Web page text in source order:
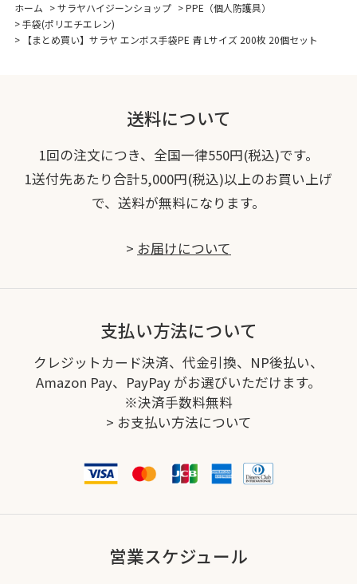
ホーム >サラヤハイジーンショップ >PPE（個人防護具）
>手袋(ポリエチエレン)
>
【まとめ買い】サラヤ エンボス手袋PE 青 Lサイズ 200枚 20個セット
送料について
1回の注文につき、全国一律550円(税込)です。
1送付先あたり合計5,000円(税込)以上のお買い上げ
で、送料が無料になります。
> お届けについて
支払い方法について
クレジットカード決済、代金引換、NP後払い、
Amazon Pay、PayPay がお選びいただけます。
※決済手数料無料
> お支払い方法について
営業スケジュール